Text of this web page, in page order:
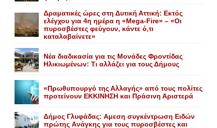
Δραματικές ώρες στη Δυτική Αττική: Εκτός
ελέγχου για 4η ημέρα η «Mega-Fire» – «Οι
πυροσβέστες φεύγουν, κάντε ό,τι
καταλαβαίνετε»
Nέα διαδικασία για τις Mονάδες Φροντίδας
Hλικιωμένων: Tι αλλάζει για τους Δήμους
«Πρωθυπουργό της Αλλαγής» από τους πολίτες
προτείνουν EKKINHΣΗ και Πράσινη Αριστερά
Δήμος Γλυφάδας: Aμεση συγκέντρωση Eιδών
πρώτης Aνάγκης για τους πυροσβέστες και